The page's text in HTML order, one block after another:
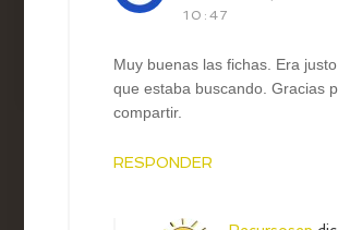
10:47
Muy buenas las fichas. Era
que estaba buscando. Gracias
compartir.
RESPONDER